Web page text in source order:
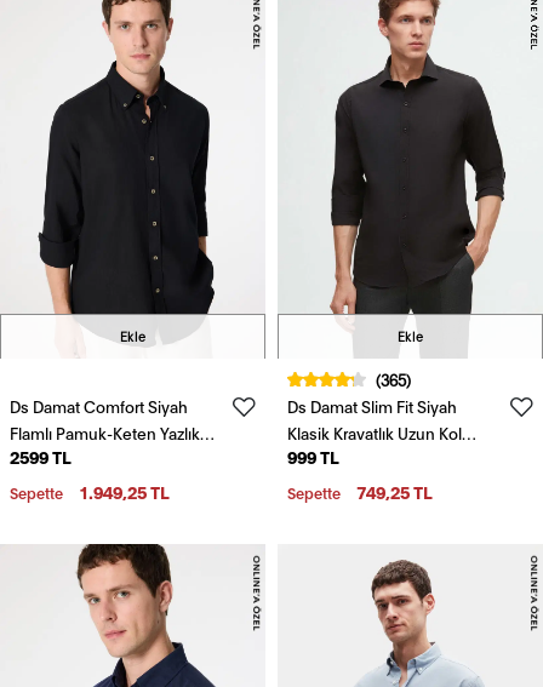
Ekle
Ds Damat Comfort Siyah
Flamlı Pamuk-Keten Yazlık
Gömlek
2599 TL
Sepette 1.949,25 TL
Ekle
(365)
Ds Damat Slim Fit Siyah
Klasik Kravatlık Uzun Kol
Kolay Ütülenebilir Gömlek
999 TL
Sepette 749,25 TL